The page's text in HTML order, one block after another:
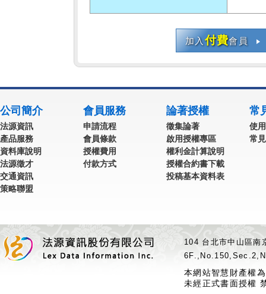
加入付費會員
公司簡介
法源資訊
產品服務
資料庫說明
法源徵才
交通資訊
策略聯盟
會員服務
申請流程
會員條款
授權費用
付款方式
論著授權
徵集論著
啟用授權專區
權利金計算說明
授權合約書下載
投稿基本資料表
常
使
常
104 台北市中山區
本網站智慧財產權
未經正式書面授權